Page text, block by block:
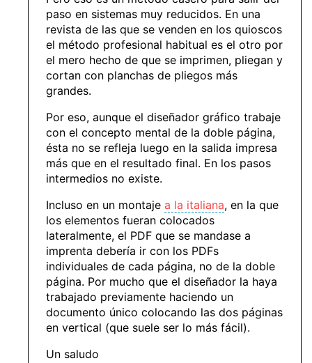
paso en sistemas muy reducidos. En una
revista de las que se venden en los quioscos
el método profesional habitual es el otro por
el mero hecho de que se imprimen, pliegan y
cortan con planchas de pliegos más
grandes.
Por eso, aunque el diseñador gráfico trabaje
con el concepto mental de la doble página,
ésta no se refleja luego en la salida impresa
más que en el resultado final. En los pasos
intermedios no existe.
Incluso en un montaje a la italiana, en la que
los elementos fueran colocados
lateralmente, el PDF que se mandase a
imprenta debería ir con los PDFs
individuales de cada página, no de la doble
página. Por mucho que el diseñador la haya
trabajado previamente haciendo un
documento único colocando las dos páginas
en vertical (que suele ser lo más fácil).
Un saludo